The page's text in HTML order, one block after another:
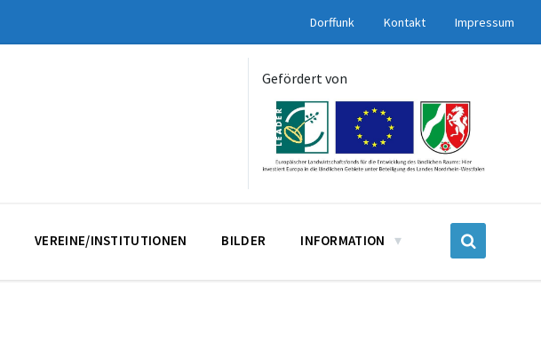
Dorffunk Kontakt Impressum
Gefördert von
VEREINE/INSTITUTIONEN BILDER INFORMATION